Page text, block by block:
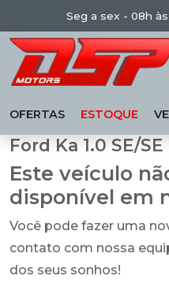
Seg a sex - 08h às
OFERTAS ESTOQUE
Ford Ka 1.0 SE/
Este veículo
disponível em
Você pode fazer uma
contato com nossa
dos seus sonhos!